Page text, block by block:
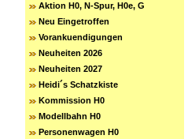
Aktion H0, N-Spur, H0e, G
Neu Eingetroffen
Vorankuendigungen
Neuheiten 2026
Neuheiten 2027
Heidi´s Schatzkiste
Kommission H0
Modellbahn H0
Personenwagen H0